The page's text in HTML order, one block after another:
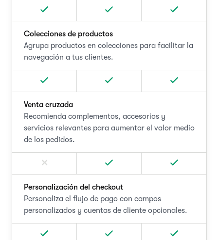
Colecciones de productos
Agrupa productos en colecciones para facilitar la
navegación a tus clientes.
Venta cruzada
Recomienda complementos, accesorios y
servicios relevantes para aumentar el valor medio
de los pedidos.
Personalización del checkout
Personaliza el flujo de pago con campos
personalizados y cuentas de cliente opcionales.